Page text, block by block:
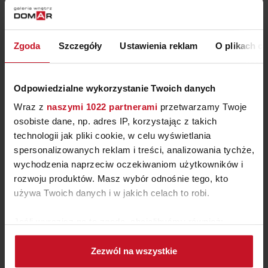
Zgoda Szczegóły Ustawienia reklam O plikach
Odpowiedzialne wykorzystanie Twoich danych
Wraz z naszymi 1022 partnerami przetwarzamy Twoje
osobiste dane, np. adres IP, korzystając z takich
technologii jak pliki cookie, w celu wyświetlania
spersonalizowanych reklam i treści, analizowania tychże,
wychodzenia naprzeciw oczekiwaniom użytkowników i
rozwoju produktów. Masz wybór odnośnie tego, kto
używa Twoich danych i w jakich celach to robi.
Gromadzić dane dotyczące Twojej lokalizacji
geograficznej z dokładnością nawet do kilku metrów
Zezwól na wszystkie